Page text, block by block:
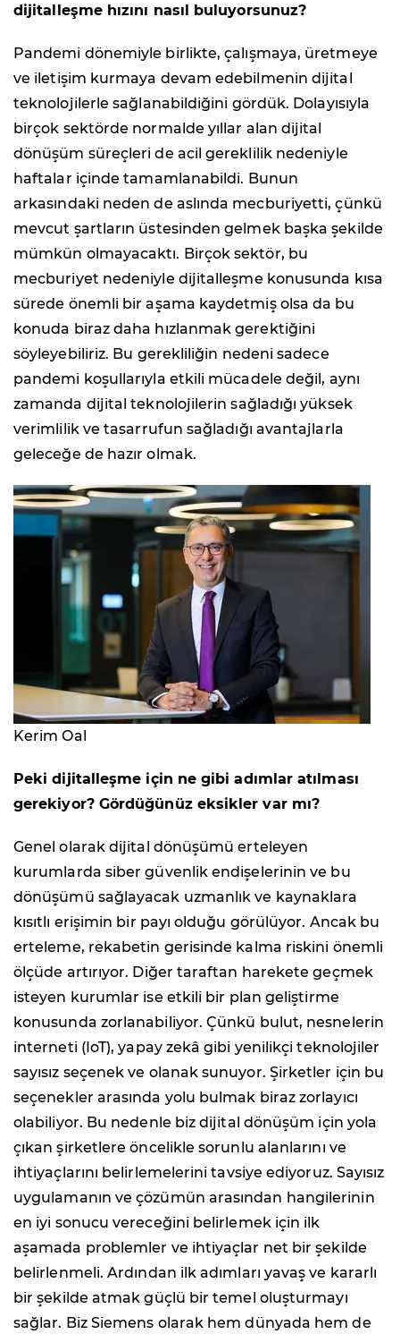
dijitalleşme hızını nasıl buluyorsunuz?
Pandemi dönemiyle birlikte, çalışmaya, üretmeye
ve iletişim kurmaya devam edebilmenin dijital
teknolojilerle sağlanabildiğini gördük. Dolayısıyla
birçok sektörde normalde yıllar alan dijital
dönüşüm süreçleri de acil gereklilik nedeniyle
haftalar içinde tamamlanabildi. Bunun
arkasındaki neden de aslında mecburiyetti, çünkü
mevcut şartların üstesinden gelmek başka şekilde
mümkün olmayacaktı. Birçok sektör, bu
mecburiyet nedeniyle dijitalleşme konusunda kısa
sürede önemli bir aşama kaydetmiş olsa da bu
konuda biraz daha hızlanmak gerektiğini
söyleyebiliriz. Bu gerekliliğin nedeni sadece
pandemi koşullarıyla etkili mücadele değil, aynı
zamanda dijital teknolojilerin sağladığı yüksek
verimlilik ve tasarrufun sağladığı avantajlarla
geleceğe de hazır olmak.
Kerim Oal
Peki dijitalleşme için ne gibi adımlar atılması
gerekiyor? Gördüğünüz eksikler var mı?
Genel olarak dijital dönüşümü erteleyen
kurumlarda siber güvenlik endişelerinin ve bu
dönüşümü sağlayacak uzmanlık ve kaynaklara
kısıtlı erişimin bir payı olduğu görülüyor. Ancak bu
erteleme, rekabetin gerisinde kalma riskini önemli
ölçüde artırıyor. Diğer taraftan harekete geçmek
isteyen kurumlar ise etkili bir plan geliştirme
konusunda zorlanabiliyor. Çünkü bulut, nesnelerin
interneti (IoT), yapay zekâ gibi yenilikçi teknolojiler
sayısız seçenek ve olanak sunuyor. Şirketler için bu
seçenekler arasında yolu bulmak biraz zorlayıcı
olabiliyor. Bu nedenle biz dijital dönüşüm için yola
çıkan şirketlere öncelikle sorunlu alanlarını ve
ihtiyaçlarını belirlemelerini tavsiye ediyoruz. Sayısız
uygulamanın ve çözümün arasından hangilerinin
en iyi sonucu vereceğini belirlemek için ilk
aşamada problemler ve ihtiyaçlar net bir şekilde
belirlenmeli. Ardından ilk adımları yavaş ve kararlı
bir şekilde atmak güçlü bir temel oluşturmayı
sağlar. Biz Siemens olarak hem dünyada hem de